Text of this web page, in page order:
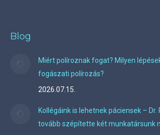
Blog
Miért políroznak fogat? Milyen
fogászati polírozás?
2026.07.15.
Kollégáink is lehetnek páciensek – Dr.
tovább szépítette két munkatársunk